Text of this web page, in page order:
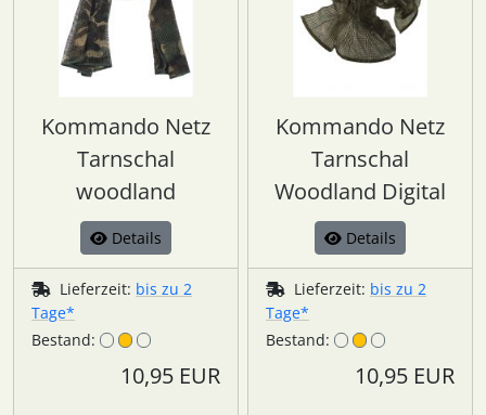
Kommando Netz
Tarnschal
woodland
Details
Lieferzeit: bis zu 2
Tage*
Bestand:
10,95 EUR
Kommando Netz
Tarnschal
Woodland Digital
Details
Lieferzeit: bis zu 2
Tage*
Bestand:
10,95 EUR